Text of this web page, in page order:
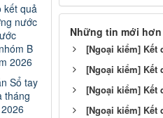
Những tin mới hơn
[Ngoại kiểm] Kết
[Ngoại kiểm] Kết
[Ngoại kiểm] Kết
[Ngoại kiểm] Kết
kết quả
nước
B
2026
Sổ tay
tháng